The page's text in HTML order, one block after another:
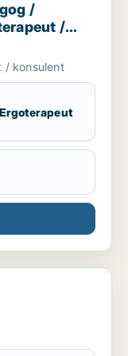
/
/
konsulent